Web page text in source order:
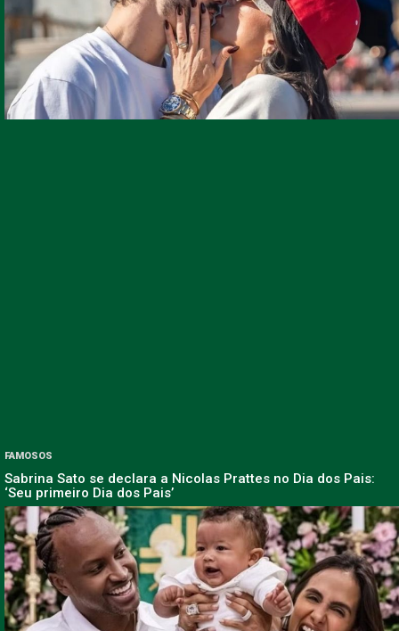
FAMOSOS
Sabrina Sato se declara a Nicolas Prattes no Dia dos Pais:
‘Seu primeiro Dia dos Pais’